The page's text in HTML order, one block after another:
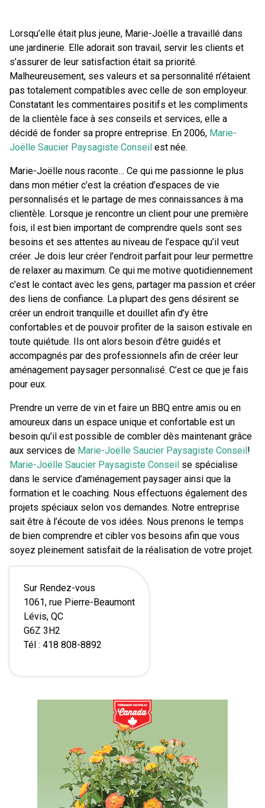
Lorsqu’elle était plus jeune, Marie-Joëlle a travaillé dans
une jardinerie. Elle adorait son travail, servir les clients et
s’assurer de leur satisfaction était sa priorité.
Malheureusement, ses valeurs et sa personnalité n’étaient
pas totalement compatibles avec celle de son employeur.
Constatant les commentaires positifs et les compliments
de la clientèle face à ses conseils et services, elle a
décidé de fonder sa propre entreprise. En 2006, Marie-
Joëlle Saucier Paysagiste Conseil est née.
Marie-Joëlle nous raconte… Ce qui me passionne le plus
dans mon métier c’est la création d’espaces de vie
personnalisés et le partage de mes connaissances à ma
clientèle. Lorsque je rencontre un client pour une première
fois, il est bien important de comprendre quels sont ses
besoins et ses attentes au niveau de l’espace qu’il veut
créer. Je dois leur créer l’endroit parfait pour leur permettre
de relaxer au maximum. Ce qui me motive quotidiennement
c’est le contact avec les gens, partager ma passion et créer
des liens de confiance. La plupart des gens désirent se
créer un endroit tranquille et douillet afin d’y être
confortables et de pouvoir profiter de la saison estivale en
toute quiétude. Ils ont alors besoin d’être guidés et
accompagnés par des professionnels afin de créer leur
aménagement paysager personnalisé. C’est ce que je fais
pour eux.
Prendre un verre de vin et faire un BBQ entre amis ou en
amoureux dans un espace unique et confortable est un
besoin qu’il est possible de combler dès maintenant grâce
aux services de Marie-Joëlle Saucier Paysagiste Conseil!
Marie-Joëlle Saucier Paysagiste Conseil se spécialise
dans le service d’aménagement paysager ainsi que la
formation et le coaching. Nous effectuons également des
projets spéciaux selon vos demandes. Notre entreprise
sait être à l’écoute de vos idées. Nous prenons le temps
de bien comprendre et cibler vos besoins afin que vous
soyez pleinement satisfait de la réalisation de votre projet.
Sur Rendez-vous
1061, rue Pierre-Beaumont
Lévis, QC
G6Z 3H2
Tél : 418 808-8892